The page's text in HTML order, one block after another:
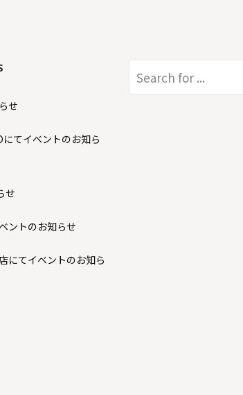
せ
てイベントのお知ら
せ
ントのお知らせ
にてイベントのお知ら